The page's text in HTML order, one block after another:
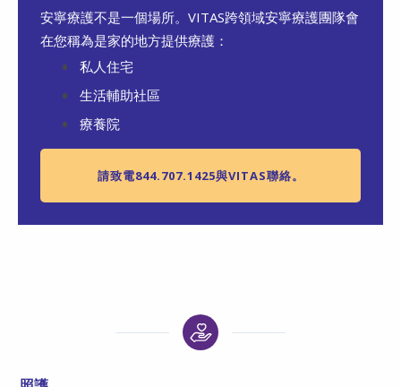
安寧療護不是一個場所。VITAS跨領域安寧療護團隊會
在您稱為是家的地方提供療護：
私人住宅
生活輔助社區
療養院
請致電844.707.1425與VITAS聯絡。